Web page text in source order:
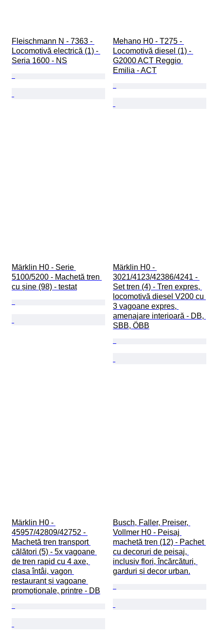
Fleischmann N - 7363 -
Locomotivă electrică (1) -
Seria 1600 - NS
Mehano H0 - T275 -
Locomotivă diesel (1) -
G2000 ACT Reggio
Emilia - ACT
Märklin H0 - Serie
5100/5200 - Machetă tren
cu șine (98) - testat
Märklin H0 -
3021/4123/42386/4241 -
Set tren (4) - Tren expres,
locomotivă diesel V200 cu
3 vagoane expres,
amenajare interioară - DB,
SBB, ÖBB
Märklin H0 -
45957/42809/42752 -
Machetă tren transport
călători (5) - 5x vagoane
de tren rapid cu 4 axe,
clasa întâi, vagon
restaurant și vagoane
promoționale, printre - DB
Busch, Faller, Preiser,
Vollmer H0 - Peisaj
machetă tren (12) - Pachet
cu decoruri de peisaj,
inclusiv flori, încărcături,
garduri și decor urban.